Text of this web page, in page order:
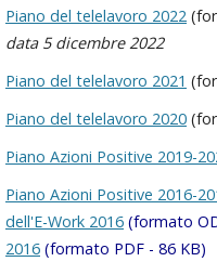
Piano del telelavoro 2022
data 5 dicembre 2022
Piano del telelavoro 2021
Piano del telelavoro 2020
Piano Azioni Positive 2019-
Piano Azioni Positive 2016-
dell'E-Work 2016 (formato
2016 (formato PDF - 86 KB)